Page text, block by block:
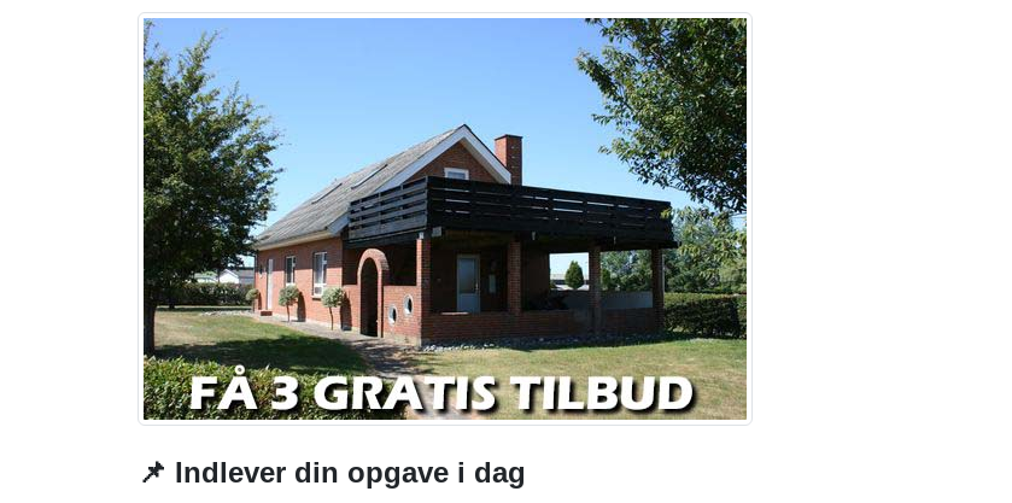
📌 Indlever din opgave i dag